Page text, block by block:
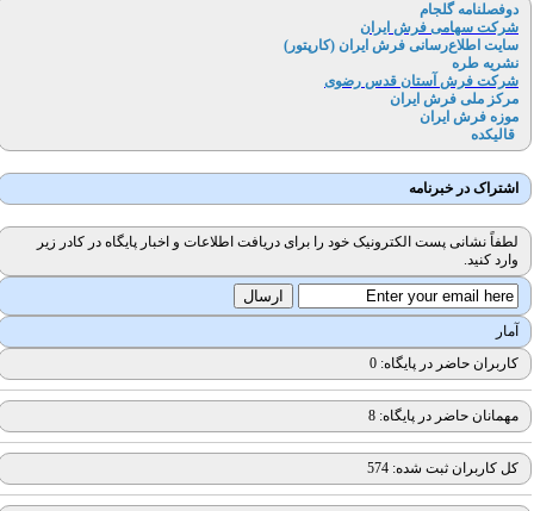
دوفصلنامه گلجام
شرکت سهامی فرش ایران
سایت اطلاع‌رسانی فرش ایران (کارپتور)
نشریه طره
شرکت فرش آستان قدس رضوی
مرکز ملی فرش ایران
موزه فرش ایران
قالیکده
اشتراک در خبرنامه
لطفاً نشانی پست الکترونیک خود را برای دریافت اطلاعات و اخبار پایگاه در کادر زیر
وارد کنید.
آمار
کاربران حاضر در پایگاه: 0
مهمانان حاضر در پایگاه: 8
کل کاربران ثبت شده: 574